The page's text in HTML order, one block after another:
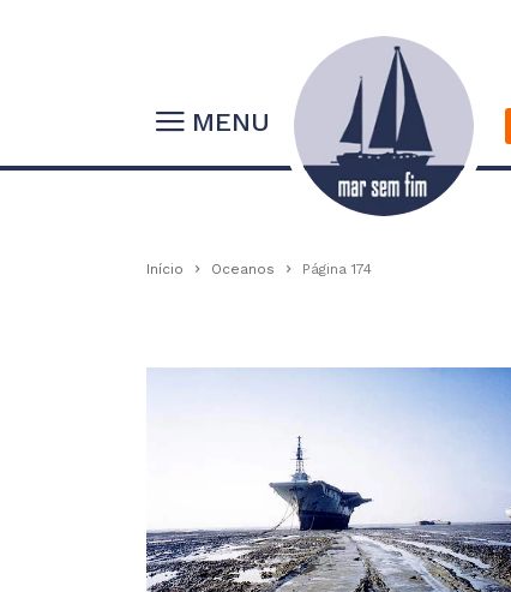
MENU
Início Oceanos Página 174